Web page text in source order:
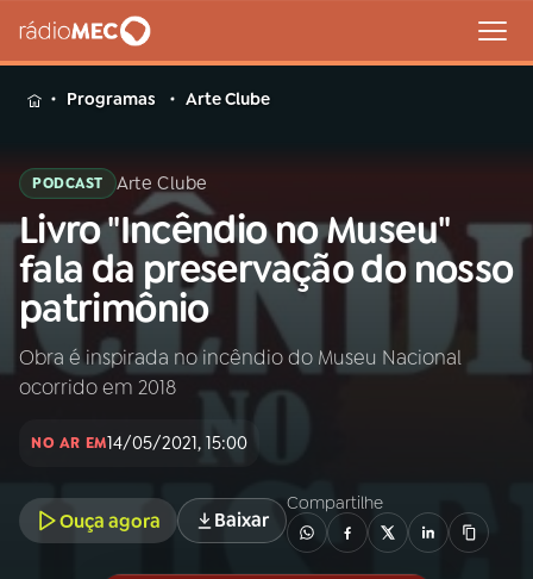
MENU
Buscar
na
Rádio
MEC
Buscar
Início AO VIVO
INÍCIO
A RÁDIO
Programas Arte Clube
PODCAST Arte Clube
Livro "Incêndio no Museu"
fala da preservação do nosso
patrimônio
Obra é inspirada no incêndio do Museu Nacional
ocorrido em 2018
NO AR EM14/05/2021, 15:00
Ouça agora Baixar
Compartilhe